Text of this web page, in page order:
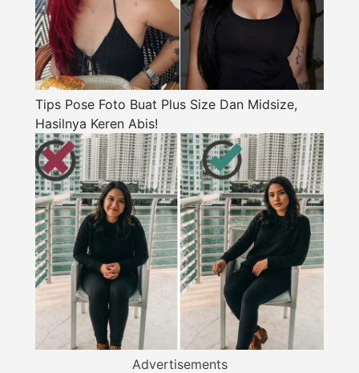
Tips Pose Foto Buat Plus Size Dan Midsize,
Hasilnya Keren Abis!
Advertisements